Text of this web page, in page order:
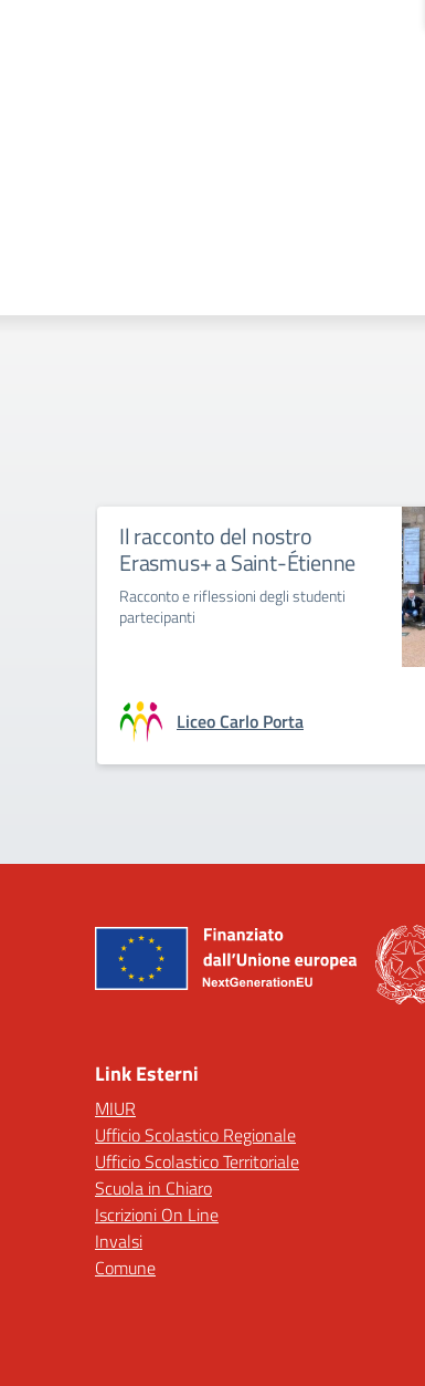
Il racconto del nostro
Erasmus+ a Saint-Étienne
Racconto e riflessioni degli studenti
partecipanti
Liceo Carlo Porta
Link Esterni
MIUR
Ufficio Scolastico Regionale
Ufficio Scolastico Territoriale
Scuola in Chiaro
Iscrizioni On Line
Invalsi
Comune